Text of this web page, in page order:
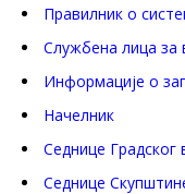
Правилник о
Службена лица за
Информације о
Начелник
Седнице Градског
Седнице